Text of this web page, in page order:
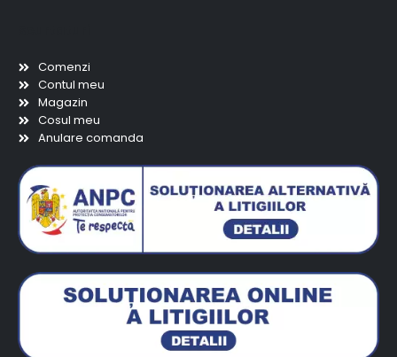
Comenzi
Contul meu
Magazin
Cosul meu
Anulare comanda